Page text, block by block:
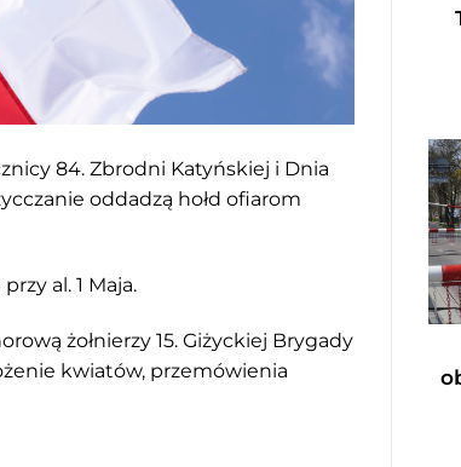
84. Zbrodni Katyńskiej i Dnia
oddadzą hołd ofiarom
al. 1 Maja.
żołnierzy 15. Giżyckiej Brygady
kwiatów, przemówienia